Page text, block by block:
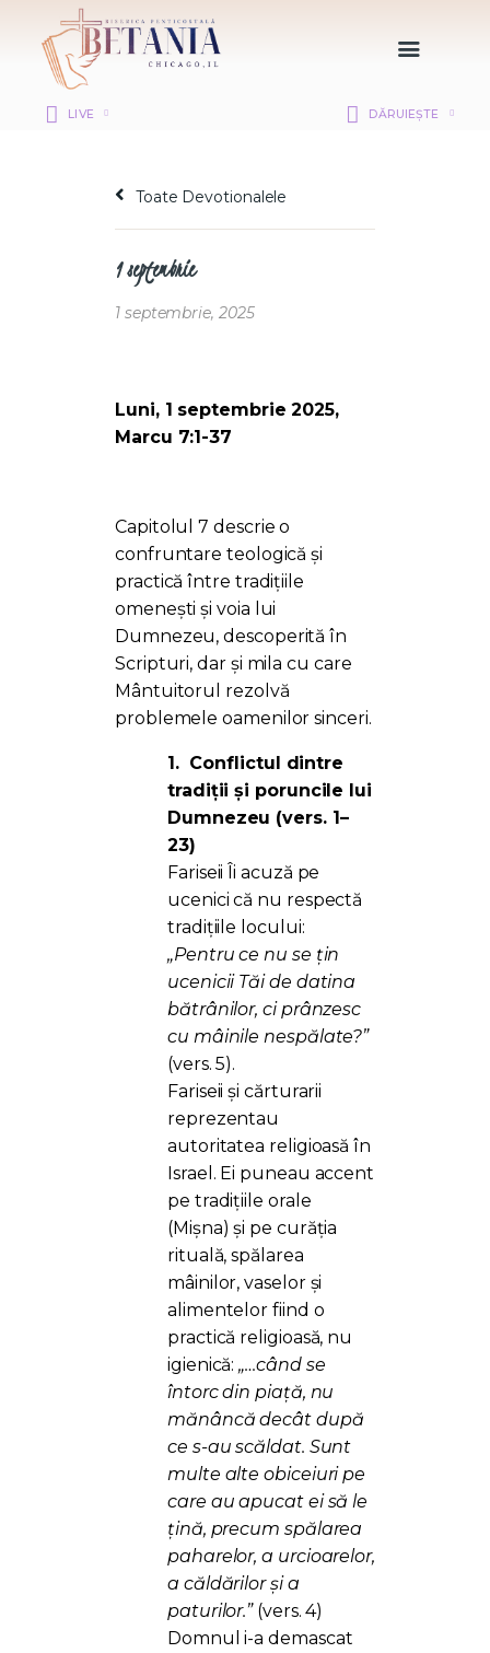
LIVE DĂRUIEȘTE
DESPRE NOI
CITIREA BIBLIEI
MISIUNEA BETANIA
LOGIN MEMBER
PORTAL
Toate Devotionalele
1 septembrie
1 septembrie, 2025
Luni, 1 septembrie 2025,
Marcu 7:1-37
Capitolul 7 descrie o
confruntare teologică și
practică între tradițiile
omenești și voia lui
Dumnezeu, descoperită în
Scripturi, dar și mila cu care
Mântuitorul rezolvă
problemele oamenilor sinceri.
1. Conflictul dintre
tradiții și poruncile lui
Dumnezeu (vers. 1–
23)
Fariseii Îi acuză pe
ucenici că nu respectă
tradițiile locului:
„Pentru ce nu se ţin
ucenicii Tăi de datina
bătrânilor, ci prânzesc
cu mâinile nespălate?”
(vers. 5).
Fariseii și cărturarii
reprezentau
autoritatea religioasă în
Israel. Ei puneau accent
pe tradițiile orale
(Mișna) și pe curăția
rituală, spălarea
mâinilor, vaselor și
alimentelor fiind o
practică religioasă, nu
igienică:„…când se
întorc din piaţă, nu
mănâncă decât după
ce s-au scăldat. Sunt
multe alte obiceiuri pe
care au apucat ei să le
ţină, precum spălarea
paharelor, a urcioarelor,
a căldărilor şi a
paturilor.”(vers. 4)
Domnul i-a demascat